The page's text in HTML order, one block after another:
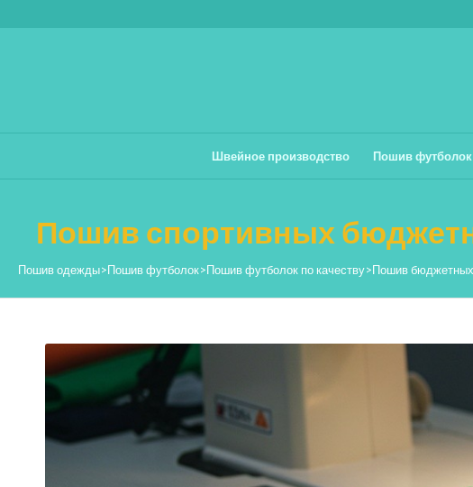
Швейное производство Пошив футболок
Пошив спортивных
Пошив одежды>Пошив футболок>Пошив футболок по качеству>Пошив